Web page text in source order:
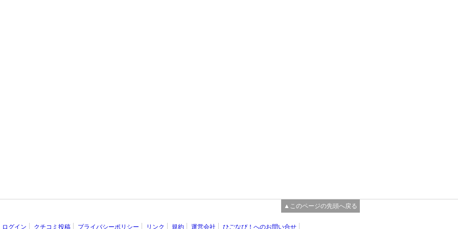
▲このページの先頭へ戻る
ログイン クチコミ投稿 プライバシーポリシー リンク 規約 運営会社 ひごなび！へのお問い合せ